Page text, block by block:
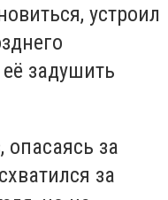
устроил
задушить
за
за